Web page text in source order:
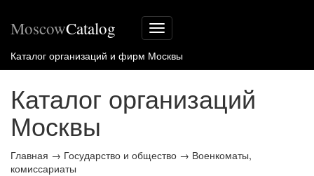
Меню
сайта
MoscowCatalog
Каталог организаций и фирм Москвы
Каталог организаций
Москвы
Главная → Государство и общество → Военкоматы,
комиссариаты